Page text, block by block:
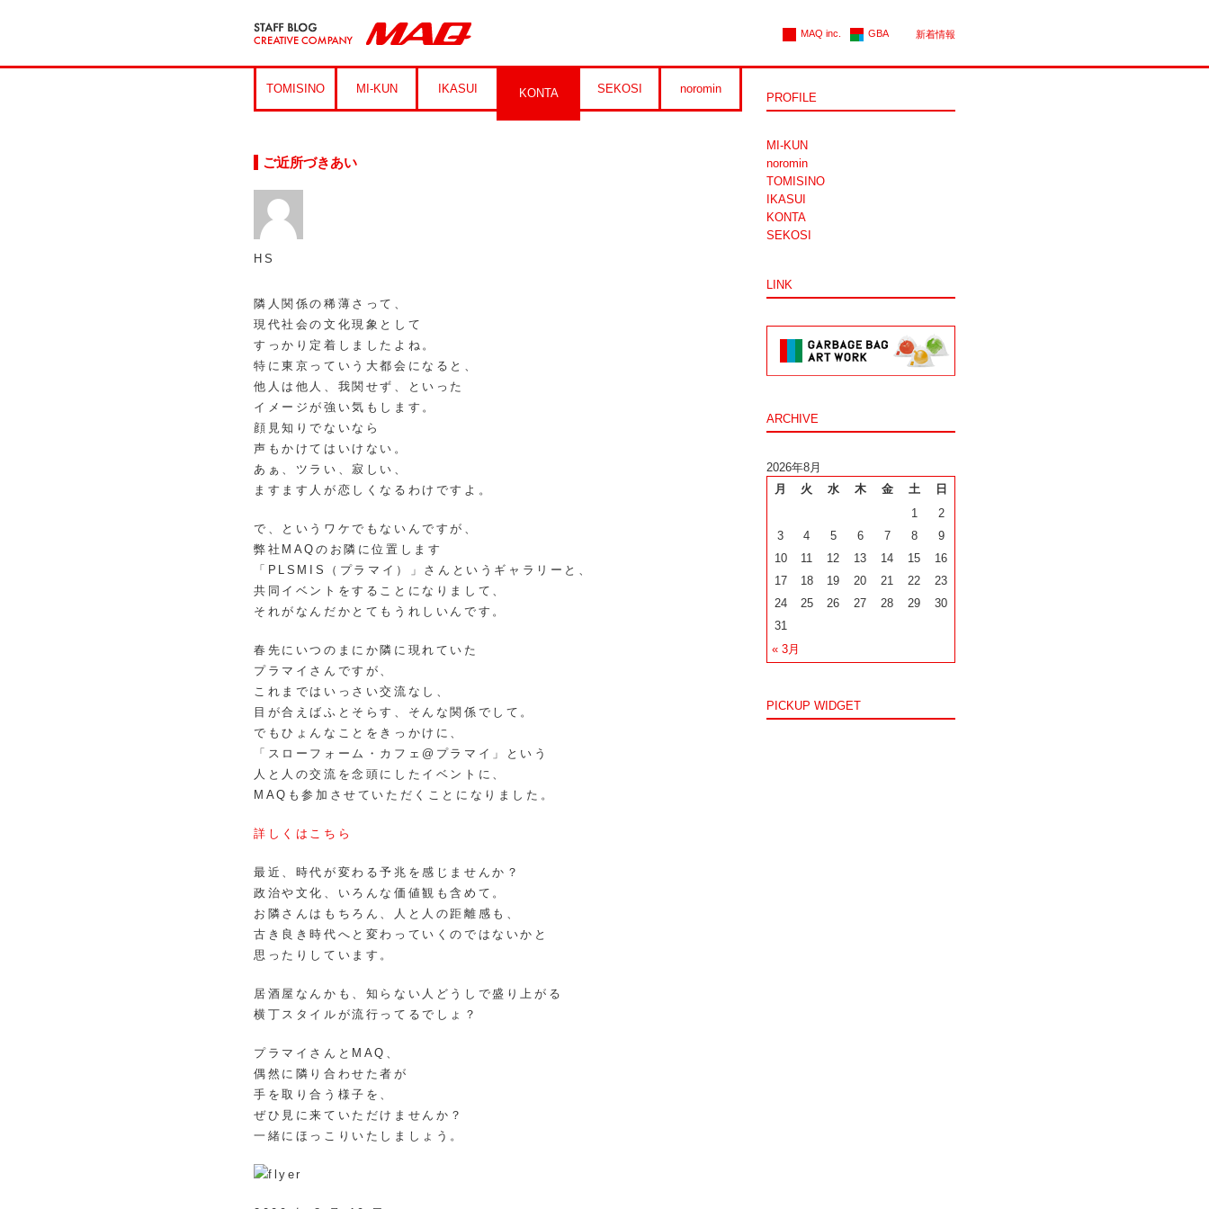
MAQ inc. GBA 新着情報
TOMISINO MI-KUN IKASUI KONTA SEKOSI noromin
ご近所づきあい
HS
隣人関係の稀薄さって、
現代社会の文化現象として
すっかり定着しましたよね。
特に東京っていう大都会になると、
他人は他人、我関せず、といった
イメージが強い気もします。
顔見知りでないなら
声もかけてはいけない。
あぁ、ツラい、寂しい、
ますます人が恋しくなるわけですよ。
で、というワケでもないんですが、
弊社MAQのお隣に位置します
「PLSMIS（プラマイ）」さんというギャラリーと、
共同イベントをすることになりまして、
それがなんだかとてもうれしいんです。
春先にいつのまにか隣に現れていた
プラマイさんですが、
これまではいっさい交流なし、
目が合えばふとそらす、そんな関係でして。
でもひょんなことをきっかけに、
「スローフォーム・カフェ@プラマイ」という
人と人の交流を念頭にしたイベントに、
MAQも参加させていただくことになりました。
詳しくはこちら
最近、時代が変わる予兆を感じませんか？
政治や文化、いろんな価値観も含めて。
お隣さんはもちろん、人と人の距離感も、
古き良き時代へと変わっていくのではないかと
思ったりしています。
居酒屋なんかも、知らない人どうしで盛り上がる
横丁スタイルが流行ってるでしょ？
プラマイさんとMAQ、
偶然に隣り合わせた者が
手を取り合う様子を、
ぜひ見に来ていただけませんか？
一緒にほっこりいたしましょう。
PROFILE
MI-KUN
noromin
TOMISINO
IKASUI
KONTA
SEKOSI
LINK
ARCHIVE
2026年8月
月
火 水 木 金 土 日
« 3月
1
2
3
4 5 6 7 8
9
10
11 12 13 14 15
16
17
18 19 20 21 22
23
24
25 26 27 28 29
30
31
PICKUP WIDGET